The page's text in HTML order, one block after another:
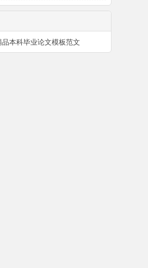
本科毕业论文模板范文